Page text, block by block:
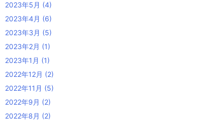
2023年5月 (4)
2023年4月 (6)
2023年3月 (5)
2023年2月 (1)
2023年1月 (1)
2022年12月 (2)
2022年11月 (5)
2022年9月 (2)
2022年8月 (2)